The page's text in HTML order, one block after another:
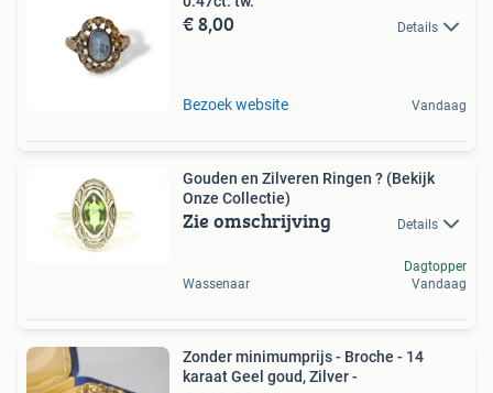
€ 8,00 Details
Bezoek website Vandaag
Gouden en Zilveren Ringen ? (Bekijk
Onze Collectie)
Zie omschrijving Details
Wassenaar
Dagtopper
Vandaag
Zonder minimumprijs - Broche - 14
karaat Geel goud, Zilver -